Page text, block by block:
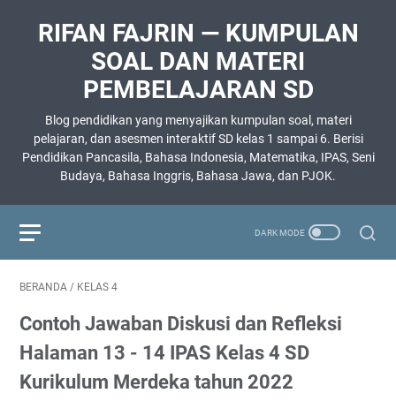
RIFAN FAJRIN — KUMPULAN
SOAL DAN MATERI
PEMBELAJARAN SD
Blog pendidikan yang menyajikan kumpulan soal, materi
pelajaran, dan asesmen interaktif SD kelas 1 sampai 6. Berisi
Pendidikan Pancasila, Bahasa Indonesia, Matematika, IPAS, Seni
Budaya, Bahasa Inggris, Bahasa Jawa, dan PJOK.
BERANDA / KELAS 4
Contoh Jawaban Diskusi dan Refleksi
Halaman 13 - 14 IPAS Kelas 4 SD
Kurikulum Merdeka tahun 2022